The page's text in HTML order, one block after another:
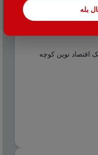
بله
اقتصاد نوین کوچه